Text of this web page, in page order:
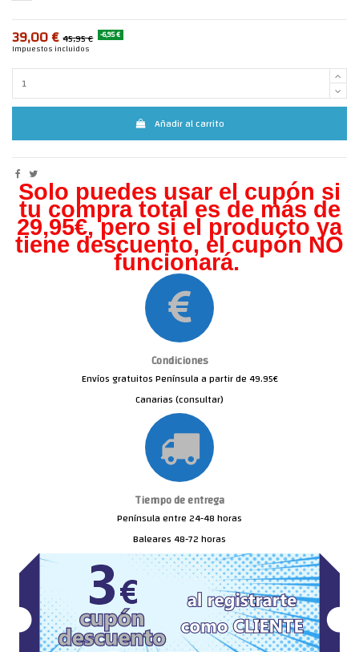
39,00 € 45,95 € -6,95 €
Impuestos incluidos
Añadir al carrito
Solo puedes usar el cupón si
tu compra total es de más de
29,95€, pero si el producto ya
tiene descuento, el cupón NO
funcionará.
Condiciones
Envíos gratuitos Península a partir de 49.95€
Canarias (consultar)
Tiempo de entrega
Península entre 24-48 horas
Baleares 48-72 horas